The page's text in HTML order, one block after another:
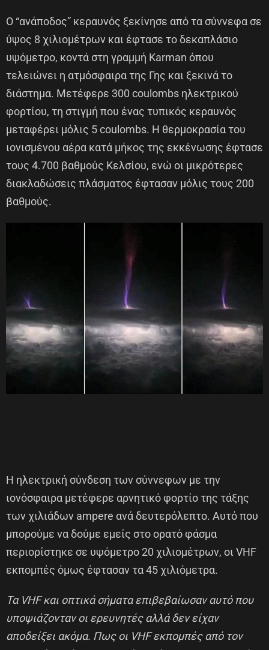
Ο “ανάποδος” κεραυνός ξεκίνησε από τα σύννεφα σε
ύψος 8 χιλιομέτρων και έφτασε το δεκαπλάσιο
υψόμετρο, κοντά στη γραμμή Karman όπου
τελειώνει η ατμόσφαιρα της Γης και ξεκινά το
διάστημα. Μετέφερε 300 coulombs ηλεκτρικού
φορτίου, τη στιγμή που ένας τυπικός κεραυνός
μεταφέρει μόλις 5 coulombs. Η θερμοκρασία του
ιονισμένου αέρα κατά μήκος της εκκένωσης έφτασε
τους 4.700 βαθμούς Κελσίου, ενώ οι μικρότερες
διακλαδώσεις πλάσματος έφτασαν μόλις τους 200
βαθμούς.
Η ηλεκτρική σύνδεση των σύννεφων με την
ιονόσφαιρα μετέφερε αρνητικό φορτίο της τάξης
των χιλιάδων ampere ανά δευτερόλεπτο. Αυτό που
μπορούμε να δούμε εμείς στο ορατό φάσμα
περιορίστηκε σε υψόμετρο 20 χιλιομέτρων, οι VHF
εκπομπές όμως έφτασαν τα 45 χιλιόμετρα.
Τα VHF και οπτικά σήματα επιβεβαίωσαν αυτό που
υποψιάζονταν οι ερευνητές αλλά δεν είχαν
αποδείξει ακόμα. Πως οι VHF εκπομπές από τον